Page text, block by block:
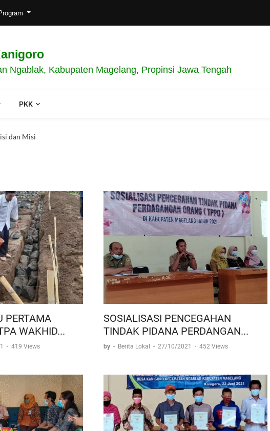
Ngablak, Kabupaten Magelang, Propinsi Jawa Tengah
PKK
dan Misi
PERTAMA
WAKHID...
- 419 Views
SOSIALISASI PENCEGAHAN
TINDAK PIDANA PERDANGAN...
by - Berita Lokal - 27/10/2021 - 452 Views